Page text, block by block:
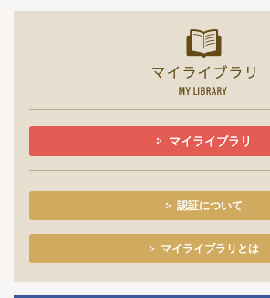
マイライブラリ
認証について
マイライブラリとは